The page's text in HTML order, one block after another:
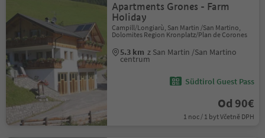
Apartments Grones - Farm
Holiday
Campill/Longiarù, San Martin /San Martino,
Dolomites Region Kronplatz/Plan de Corones
5.3 km z San Martin /San Martino
centrum
Südtirol Guest Pass
Od 90€
1 noc / 1 byt Včetně DPH